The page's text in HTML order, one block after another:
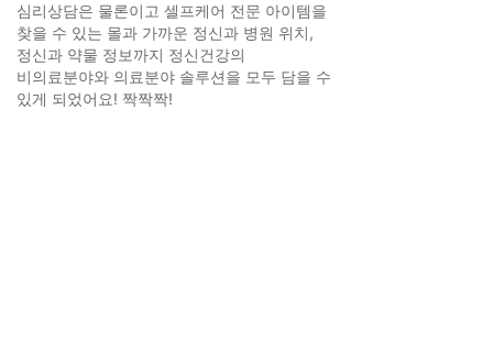
심리상담은 물론이고 셀프케어 전문 아이템을
찾을 수 있는 몰과 가까운 정신과 병원 위치,
정신과 약물 정보까지 정신건강의
비의료분야와 의료분야 솔루션을 모두 담을 수
있게 되었어요! 짝짝짝!